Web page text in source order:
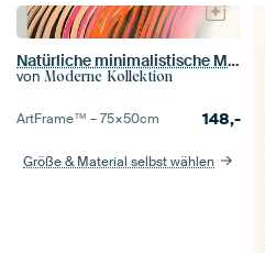
Natürliche minimalistische Malerei
von Moderne Kollektion
ArtFrame™ –75×50cm 148,-
Größe & Material selbst wählen